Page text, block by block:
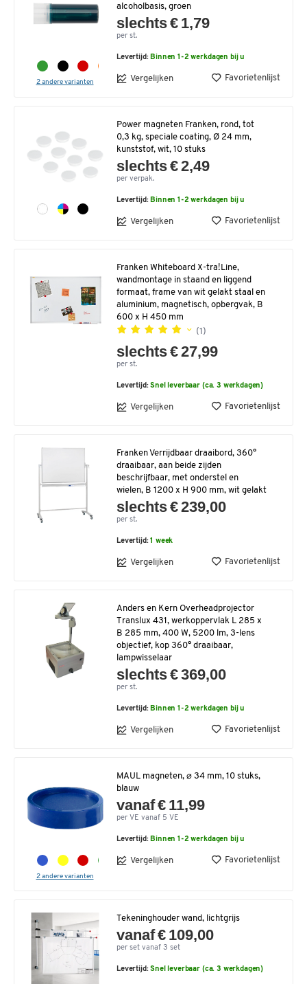
2 andere varianten
alcoholbasis, groen
slechts € 1,79
per st.
Levertijd:Binnen 1-2 werkdagen bij u
Vergelijken Favorietenlijst
Power magneten Franken, rond, tot
0,3 kg, speciale coating, Ø 24 mm,
kunststof, wit, 10 stuks
slechts € 2,49
per verpak.
Levertijd:Binnen 1-2 werkdagen bij u
Vergelijken Favorietenlijst
Franken Whiteboard X-tra!Line,
wandmontage in staand en liggend
formaat, frame van wit gelakt staal en
aluminium, magnetisch, opbergvak, B
600 x H 450 mm
(1)
slechts € 27,99
per st.
Levertijd:Snel leverbaar (ca. 3 werkdagen)
Vergelijken Favorietenlijst
Franken Verrijdbaar draaibord, 360°
draaibaar, aan beide zijden
beschrijfbaar, met onderstel en
wielen, B 1200 x H 900 mm, wit gelakt
slechts € 239,00
per st.
Levertijd:1 week
Vergelijken Favorietenlijst
Anders en Kern Overheadprojector
Translux 431, werkoppervlak L 285 x
B 285 mm, 400 W, 5200 lm, 3-lens
objectief, kop 360° draaibaar,
lampwisselaar
slechts € 369,00
per st.
Levertijd:Binnen 1-2 werkdagen bij u
Vergelijken Favorietenlijst
2 andere varianten
MAUL magneten, ⌀ 34 mm, 10 stuks,
blauw
vanaf € 11,99
per VE vanaf 5 VE
Levertijd:Binnen 1-2 werkdagen bij u
Vergelijken Favorietenlijst
Tekeninghouder wand, lichtgrijs
vanaf € 109,00
per set vanaf 3 set
Levertijd:Snel leverbaar (ca. 3 werkdagen)